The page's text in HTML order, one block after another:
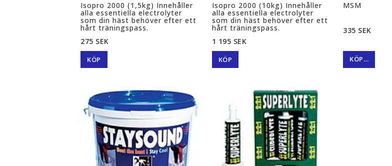
Isopro 2000 (1,5kg) Innehåller
alla essentiella electrolyter
som din häst behöver efter ett
hårt träningspass.
275 SEK
KÖP
Isopro 2000 (10kg) Innehåller
alla essentiella electrolyter
som din häst behöver efter ett
hårt träningspass.
1 195 SEK
KÖP
MSM
335 SEK
KÖP…